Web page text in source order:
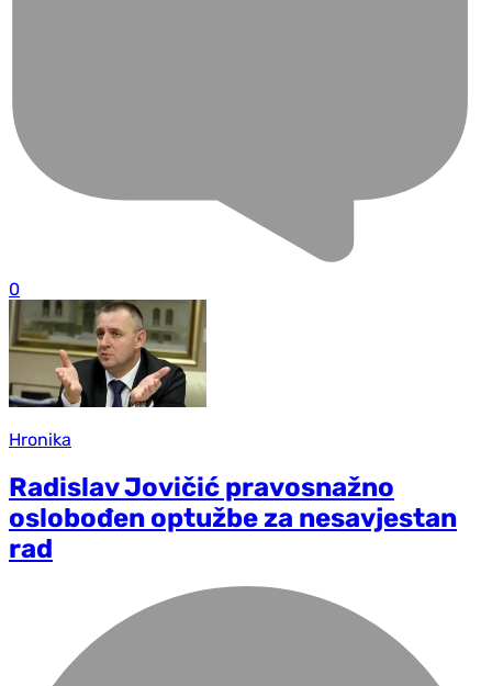
0
Hronika
Radislav Jovičić pravosnažno
oslobođen optužbe za nesavjestan
rad